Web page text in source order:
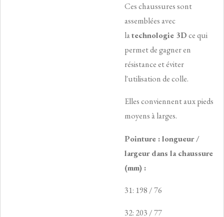
Ces chaussures sont
assemblées avec
latechnologie 3Dce qui
permet de gagner en
résistance et éviter
l'utilisation de colle.
Elles conviennent aux pieds
moyens à larges.
Pointure : longueur /
largeur dans la chaussure
(mm) :
31: 198 / 76
32: 203 / 77